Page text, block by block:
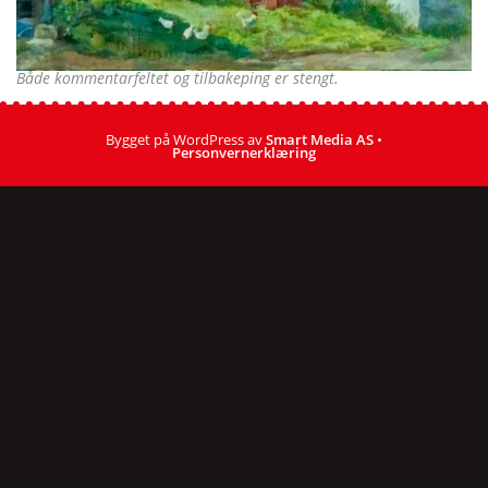
Både kommentarfeltet og tilbakeping er stengt.
Bygget på WordPress avSmart Media AS •
Personvernerklæring